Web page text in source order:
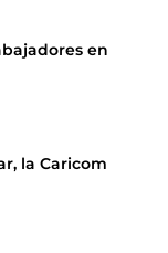
en
la Caricom